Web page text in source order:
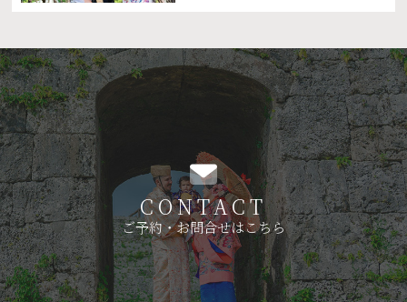
CONTACT
ご予約・お問合せはこちら